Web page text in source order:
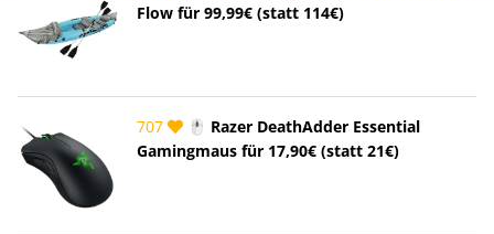
Flow für 99,99€ (statt 114€)
707
🖱️ Razer DeathAdder Essential
Gamingmaus für 17,90€ (statt 21€)